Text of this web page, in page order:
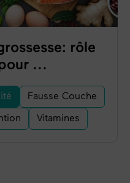
rôle
...
Fausse Couche
Vitamines